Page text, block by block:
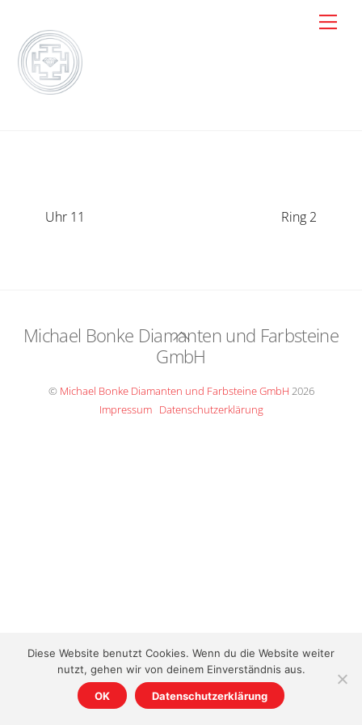
content
Uhr 11 Ring 2
Back
To
Michael Bonke Diamanten und Farbsteine
GmbH
© Michael Bonke Diamanten und Farbsteine GmbH 2026
Impressum Datenschutzerklärung
Diese Website benutzt Cookies. Wenn du die Website weiter
nutzt, gehen wir von deinem Einverständnis aus.
OK Datenschutzerklärung